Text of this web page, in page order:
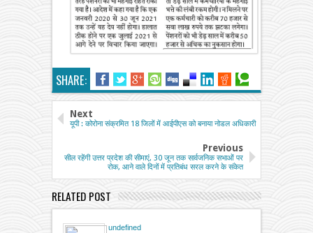
SHARE:
Next
यूपी : कोरोना संक्रमित 18 जिलों में आईपीएस को बनाया नोडल अधिकारी
Previous
सील रहेंगी उत्तर प्रदेश की सीमाएं, 30 जून तक सार्वजनिक सभाओं पर
रोक, आने वाले दिनों में प्रतिबंध सरल करने के संकेत
RELATED POST
undefined